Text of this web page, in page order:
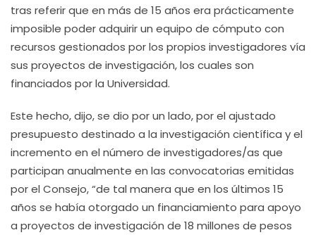
tras referir que en más de 15 años era prácticamente
imposible poder adquirir un equipo de cómputo con
recursos gestionados por los propios investigadores vía
sus proyectos de investigación, los cuales son
financiados por la Universidad.
Este hecho, dijo, se dio por un lado, por el ajustado
presupuesto destinado a la investigación científica y el
incremento en el número de investigadores/as que
participan anualmente en las convocatorias emitidas
por el Consejo, “de tal manera que en los últimos 15
años se había otorgado un financiamiento para apoyo
a proyectos de investigación de 18 millones de pesos